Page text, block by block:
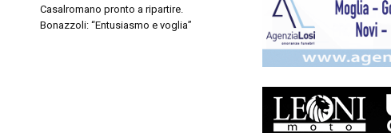
Casalromano pronto a ripartire.
Bonazzoli: “Entusiasmo e voglia”